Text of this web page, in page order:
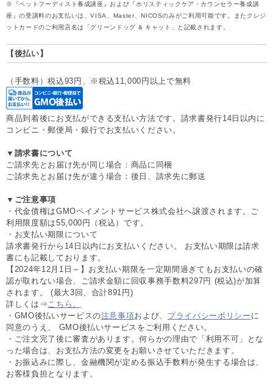
※『ペットフーディスト養成講座』および『ホリスティックケア・カウンセラー養成講
座』の受講料のお支払いは、VISA、Master、NICOSのみがご利用可能です。またクレジ
ットカードのご利用店名は「グリーンドッグ & キャット」と記載されます。
【後払い】
（手数料）税込93円、※税込11,000円以上で無料
商品到着後にお支払ができる支払い方法です。請求書発行14日以内に
コンビニ・郵便局・銀行でお支払いください。
▼請求書について
ご請求先とお届け先が同じ場合：商品に同梱
ご請求先とお届け先が違う場合：後日、請求先に郵送
▼ご注意事項
・代金債権はGMOペイメントサービス株式会社へ譲渡されます。ご
利用限度額は55,000円（税込）です。
・お支払い期限について
請求書発行から14日以内にお支払いください。 お支払い期限は請求
書にも記載しております。
【2024年12月1日～】お支払い期限を一定期間過ぎてもお支払いの確
認が取れない場合、ご請求金額に回収事務手数料297円 (税込)が加算
されます。 (最大3回、合計891円)
詳しくは⇒こちら。
・GMO後払いサービスの注意事項および、 プライバシーポリシー に
同意のうえ、 GMO後払いサービスをご利用ください。
・ご注文完了後に審査があります。何らかの理由で「利用不可」とな
った場合は、お支払方法の変更をお願いさせていただきます。
・お振込みに際し、金融機関が定める振込手数料が発生する場合は、
お客様負担となります。